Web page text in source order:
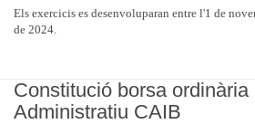
Els exercicis es desenvoluparan entre l'1 de
de 2024.
Constitució borsa ordinària
Administratiu CAIB